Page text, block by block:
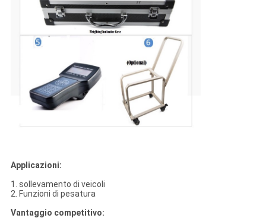
Applicazioni:
1. sollevamento di veicoli
2. Funzioni di pesatura
Vantaggio competitivo: